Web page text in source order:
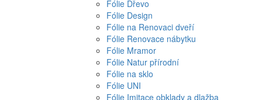
Fólie Dřevo
Fólie Design
Fólie na Renovaci dveří
Fólie Renovace nábytku
Fólie Mramor
Fólie Natur přírodní
Fólie na sklo
Fólie UNI
Fólie Imitace obklady a dlažba